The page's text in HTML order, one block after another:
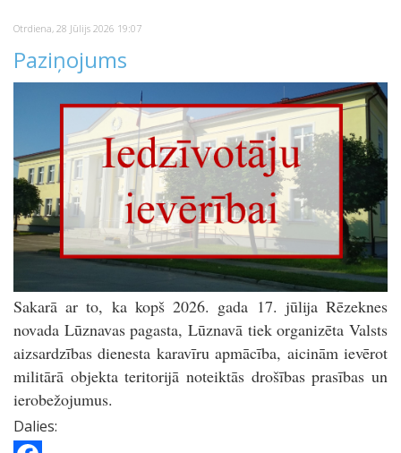
Otrdiena, 28 Jūlijs 2026 19:07
Paziņojums
Sakarā ar to, ka kopš 2026. gada 17. jūlija Rēzeknes
novada Lūznavas pagasta, Lūznavā tiek organizēta Valsts
aizsardzības dienesta karavīru apmācība, aicinām ievērot
militārā objekta teritorijā noteiktās drošības prasības un
ierobežojumus.
Dalies: